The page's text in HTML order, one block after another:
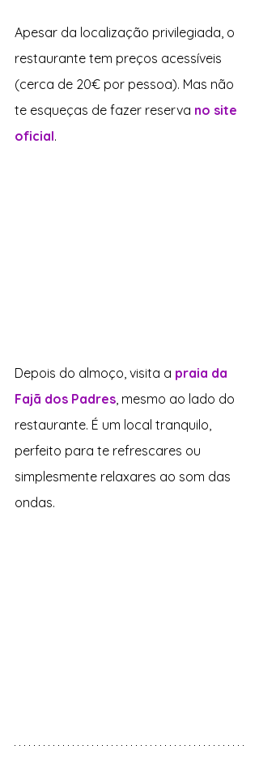
Apesar da localização privilegiada, o
restaurante tem preços acessíveis
(cerca de 20€ por pessoa). Mas não
te esqueças de fazer reserva no site
oficial.
Depois do almoço, visita a praia da
Fajã dos Padres , mesmo ao lado do
restaurante. É um local tranquilo,
perfeito para te refrescares ou
simplesmente relaxares ao som das
ondas.